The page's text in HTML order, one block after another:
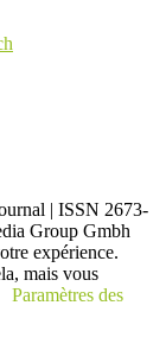
| ISSN 2673-
Group Gmbh
expérience.
mais vous
Paramètres des